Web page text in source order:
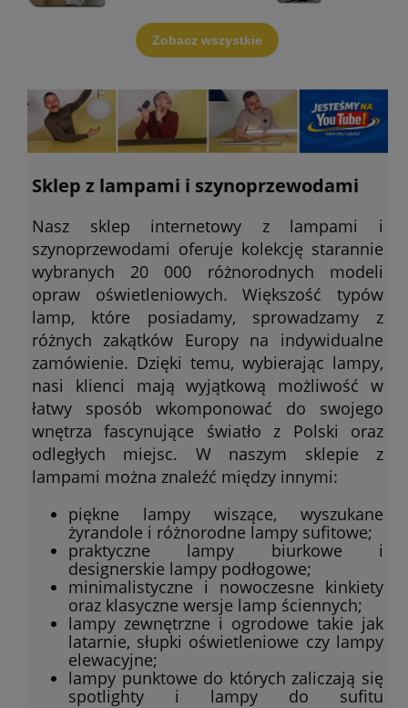
Zobacz wszystkie
Sklep z lampami i szynoprzewodami
Nasz sklep internetowy z lampami i
szynoprzewodami oferuje kolekcję starannie
wybranych 20 000 różnorodnych modeli
opraw oświetleniowych. Większość typów
lamp, które posiadamy, sprowadzamy z
różnych zakątków Europy na indywidualne
zamówienie. Dzięki temu, wybierając lampy,
nasi klienci mają wyjątkową możliwość w
łatwy sposób wkomponować do swojego
wnętrza fascynujące światło z Polski oraz
odległych miejsc. W naszym sklepie z
lampami można znaleźć między innymi:
piękne lampy wiszące, wyszukane
żyrandole i różnorodne lampy sufitowe;
praktyczne lampy biurkowe i
designerskie lampy podłogowe;
minimalistyczne i nowoczesne kinkiety
oraz klasyczne wersje lamp ściennych;
lampy zewnętrzne i ogrodowe takie jak
latarnie, słupki oświetleniowe czy lampy
elewacyjne;
lampy punktowe do których zaliczają się
spotlighty i lampy do sufitu